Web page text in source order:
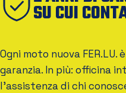
SU CUI
Ogni moto nuova
garanzia. In più: officina
l'assistenza di chi